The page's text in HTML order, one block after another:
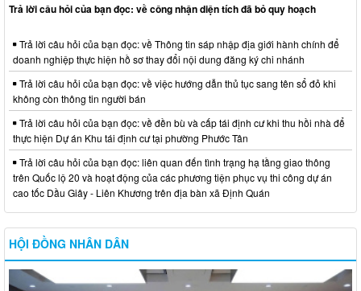
Trả lời câu hỏi của bạn đọc: về công nhận diện tích đã bỏ quy hoạch
Trả lời câu hỏi của bạn đọc: về Thông tin sáp nhập địa giới hành chính để
doanh nghiệp thực hiện hồ sơ thay đổi nội dung đăng ký chi nhánh
Trả lời câu hỏi của bạn đọc: về việc hướng dẫn thủ tục sang tên sổ đỏ khi
không còn thông tin người bán
Trả lời câu hỏi của bạn đọc: về đền bù và cấp tái định cư khi thu hồi nhà để
thực hiện Dự án Khu tái định cư tại phường Phước Tân
Trả lời câu hỏi của bạn đọc: liên quan đến tình trạng hạ tầng giao thông
trên Quốc lộ 20 và hoạt động của các phương tiện phục vụ thi công dự án
cao tốc Dầu Giây - Liên Khương trên địa bàn xã Định Quán
HỘI ĐỒNG NHÂN DÂN